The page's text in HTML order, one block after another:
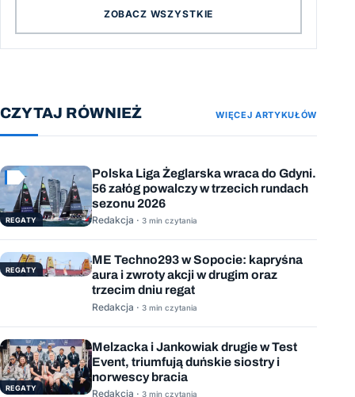
ZOBACZ WSZYSTKIE
CZYTAJ RÓWNIEŻ WIĘCEJ ARTYKUŁÓW
REGATY
Polska Liga Żeglarska wraca do Gdyni.
56 załóg powalczy w trzecich rundach
sezonu 2026
Redakcja · 3 min czytania
REGATY
ME Techno293 w Sopocie: kapryśna
aura i zwroty akcji w drugim oraz
trzecim dniu regat
Redakcja · 3 min czytania
REGATY
Melzacka i Jankowiak drugie w Test
Event, triumfują duńskie siostry i
norwescy bracia
Redakcja · 3 min czytania